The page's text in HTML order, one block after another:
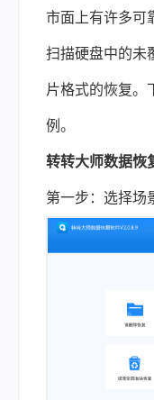
市面上有许多可
扫描硬盘中的未
片格式的恢复。
例。
转转大师数据恢
第一步：选择场